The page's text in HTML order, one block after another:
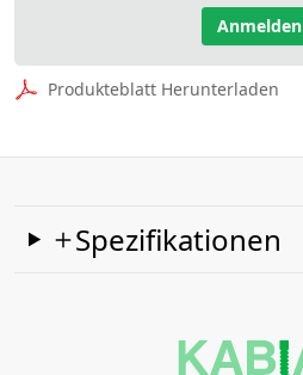
Anmelden
Produkteblatt Herunterladen
Spezifikationen